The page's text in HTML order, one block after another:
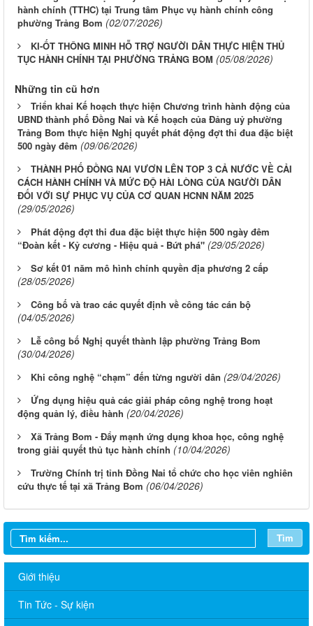
hành chính (TTHC) tại Trung tâm Phục vụ hành chính công
phường Trảng Bom (02/07/2026)
KI-ỐT THÔNG MINH HỖ TRỢ NGƯỜI DÂN THỰC HIỆN THỦ
TỤC HÀNH CHÍNH TẠI PHƯỜNG TRẢNG BOM (05/08/2026)
Những tin cũ hơn
Triển khai Kế hoạch thực hiện Chương trình hành động của
UBND thành phố Đồng Nai và Kế hoạch của Đảng uỷ phường
Trảng Bom thực hiện Nghị quyết phát động đợt thi đua đặc biệt
500 ngày đêm (09/06/2026)
THÀNH PHỐ ĐỒNG NAI VƯƠN LÊN TOP 3 CẢ NƯỚC VỀ CẢI
CÁCH HÀNH CHÍNH VÀ MỨC ĐỘ HÀI LÒNG CỦA NGƯỜI DÂN
ĐỐI VỚI SỰ PHỤC VỤ CỦA CƠ QUAN HCNN NĂM 2025
(29/05/2026)
Phát động đợt thi đua đặc biệt thực hiện 500 ngày đêm
“Đoàn kết - Kỷ cương - Hiệu quả - Bứt phá" (29/05/2026)
Sơ kết 01 năm mô hình chính quyền địa phương 2 cấp
(28/05/2026)
Công bố và trao các quyết định về công tác cán bộ
(04/05/2026)
Lễ công bố Nghị quyết thành lập phường Trảng Bom
(30/04/2026)
Khi công nghệ “chạm” đến từng người dân (29/04/2026)
Ứng dụng hiệu quả các giải pháp công nghệ trong hoạt
động quản lý, điều hành (20/04/2026)
Xã Trảng Bom - Đẩy mạnh ứng dụng khoa học, công nghệ
trong giải quyết thủ tục hành chính (10/04/2026)
Trường Chính trị tỉnh Đồng Nai tổ chức cho học viên nghiên
cứu thực tế tại xã Trảng Bom (06/04/2026)
Tìm
Giới thiệu
Tin Tức - Sự kiện